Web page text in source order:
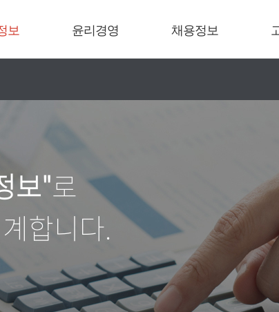
보 윤리경영 채용정보
보"로
합니다.